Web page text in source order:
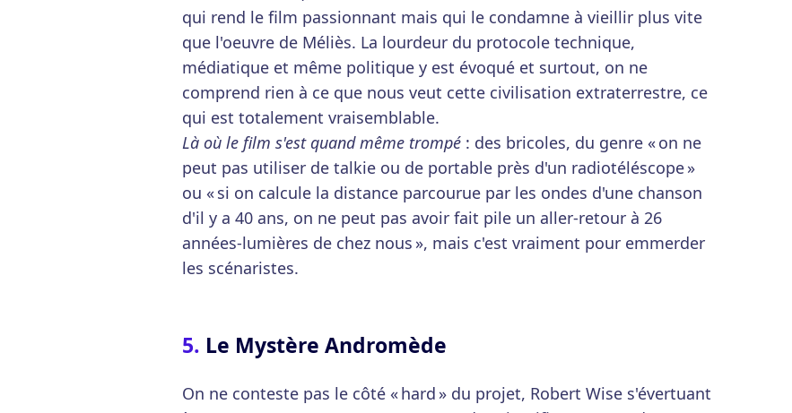
qui rend le film passionnant mais qui le condamne à vieillir plus vite
que l'oeuvre de Méliès. La lourdeur du protocole technique,
médiatique et même politique y est évoqué et surtout, on ne
comprend rien à ce que nous veut cette civilisation extraterrestre, ce
qui est totalement vraisemblable.
Là où le film s'est quand même trompé : des bricoles, du genre « on ne
peut pas utiliser de talkie ou de portable près d'un radiotéléscope »
ou « si on calcule la distance parcourue par les ondes d'une chanson
d'il y a 40 ans, on ne peut pas avoir fait pile un aller-retour à 26
années-lumières de chez nous », mais c'est vraiment pour emmerder
les scénaristes.
Le Mystère Andromède
On ne conteste pas le côté « hard » du projet, Robert Wise s'évertuant